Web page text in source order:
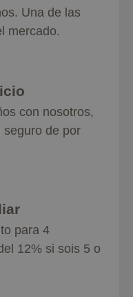
Una de las
mercado.
con nosotros,
seguro de por
para 4
12% si sois 5 o